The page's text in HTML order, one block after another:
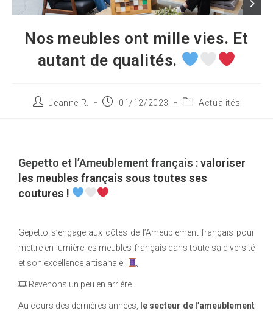
Nos meubles ont mille vies. Et
autant de qualités.
Jeanne R. 01/12/2023 Actualités
Gepetto et l’Ameublement français : valoriser
les meubles français sous toutes ses
coutures !
Gepetto s’engage aux côtés de l’Ameublement français pour
mettre en lumière les meubles français dans toute sa diversité
et son excellence artisanale !
🎞 Revenons un peu en arrière…
Au cours des dernières années,
le secteur de l’ameublement